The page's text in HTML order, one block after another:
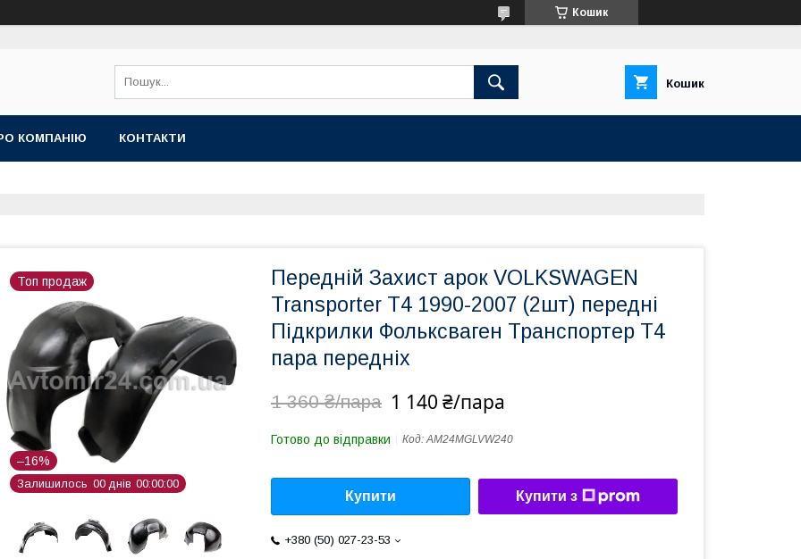
Кошик
Кошик
КОМПАНІЮ КОНТАКТИ
Топ продаж
–16%
Залишилось 00 днів 00 00 00
Передній Захист арок VOLKSWAGEN
Transporter T4 1990-2007 (2шт) передні
Підкрилки Фольксваген Транспортер Т4
пара передніх
1 360 ₴/пара 1 140 ₴/пара
Готово до відправки Код:AM24MGLVW240
Купити Купити з
+380 (50) 027-23-53